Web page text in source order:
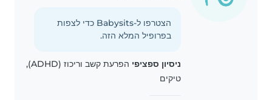
הצטרפו ל-Babysits כדי לצפות
בפרופיל המלא הזה.
ניסיון ספציפי
הפרעת קשב וריכוז (ADHD),
טיקים